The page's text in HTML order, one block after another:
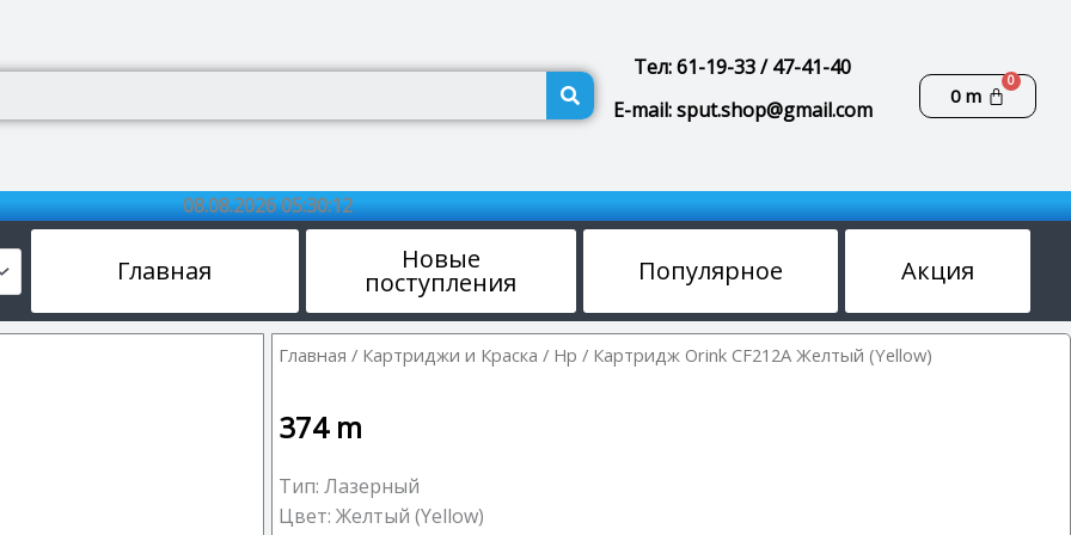
Поиск Тел: 61-19-33 / 47-41-40
E-mail: sput.shop@gmail.com
0m
08.08.2026 05:30:13
Главная Новые
поступления Популярное Акция
Главная / Картриджи и Краска / Hp / Картридж Orink CF212A Желтый (Yellow)
374 m
Тип: Лазерный
Цвет: Желтый (Yellow)